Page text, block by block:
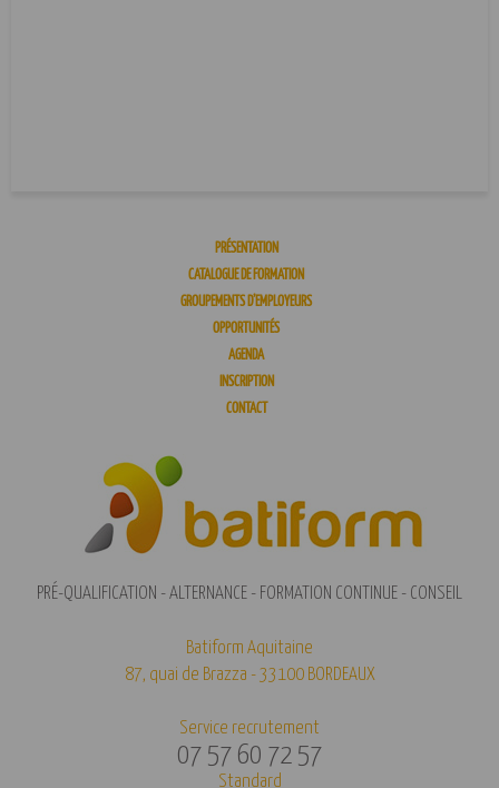
PRÉSENTATION
CATALOGUE DE FORMATION
GROUPEMENTS D’EMPLOYEURS
OPPORTUNITÉS
AGENDA
INSCRIPTION
CONTACT
PRÉ-QUALIFICATION - ALTERNANCE - FORMATION CONTINUE - CONSEIL
Batiform Aquitaine
87, quai de Brazza - 33100 BORDEAUX
Service recrutement
07 57 60 72 57
Standard